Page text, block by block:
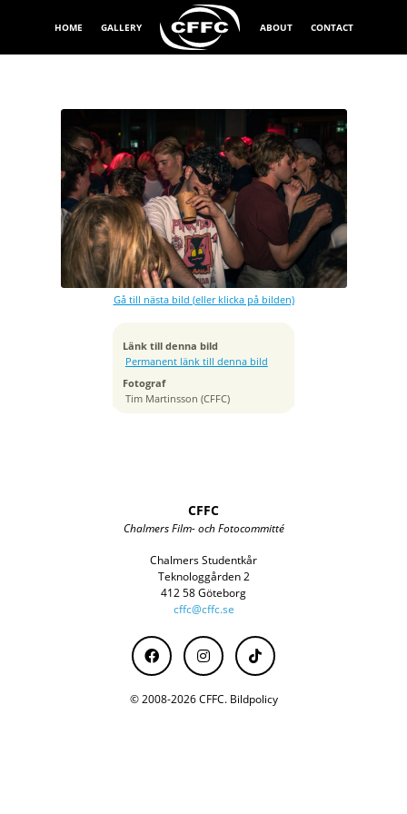
HOME GALLERY ABOUT CONTACT
Gå till nästa bild (eller klicka på bilden)
Länk till denna bild
Permanent länk till denna bild
Fotograf
Tim Martinsson (CFFC)
Exponeringstid
1/15 sek
Bländare
f/6.3
Kamera
Canon EOS R6
Tagen
ISO
500
Brännvidd
46 mm
CFFC
Chalmers Film- och Fotocommitté
Chalmers Studentkår
Teknologgården 2
412 58 Göteborg
cffc@cffc.se
© 2008-2026 CFFC. Bildpolicy